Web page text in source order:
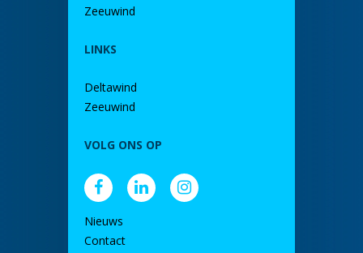
Zeeuwind
LINKS
Deltawind
Zeeuwind
VOLG ONS OP
Nieuws
Contact